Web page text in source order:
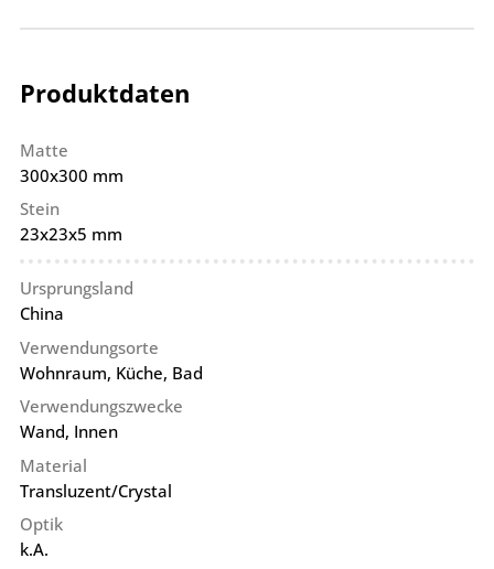
Produktdaten
Matte
300x300 mm
Stein
23x23x5 mm
Ursprungsland
China
Verwendungsorte
Wohnraum, Küche, Bad
Verwendungszwecke
Wand, Innen
Material
Transluzent/Crystal
Optik
k.A.